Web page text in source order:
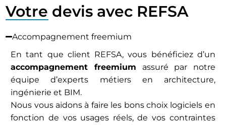
Votre devis avec REFSA
Accompagnement freemium
En tant que client REFSA, vous bénéficiez d’un
accompagnement freemium assuré par notre
équipe d’experts métiers en architecture,
ingénierie et BIM.
Nous vous aidons à faire les bons choix logiciels en
fonction de vos usages réels, de vos contraintes